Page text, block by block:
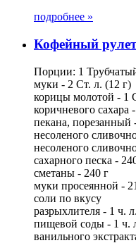
подробнее »
Кофейный
Порции: 1
муки - 2 Ст. л. (12 г)
корицы молотой - 1
коричневого сахара
пекана, порезанный
несоленого
несоленого
сахарного песка -
сметаны - 240 г
муки просеянной -
соли по вкусу
разрыхлителя - 1 ч. л.
пищевой соды - 1 ч.
ванильного